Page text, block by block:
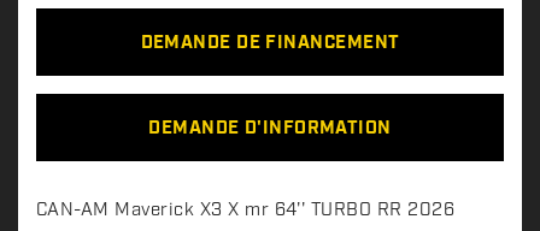
DEMANDE DE FINANCEMENT
DEMANDE D'INFORMATION
D
CAN-AM Maverick X3 X mr 64'' TURBO RR 2026